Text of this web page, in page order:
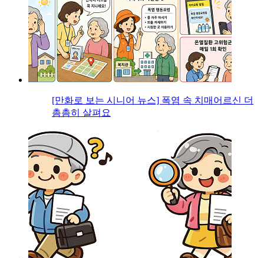
[만화로 보는 시니어 뉴스] 폭염 속 치매어르신 더
촘촘히 살펴요